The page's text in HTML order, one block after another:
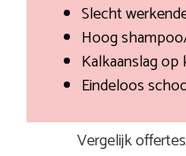
Slecht
Hoog
Kalkaanslag op
Eindeloos
Vergelijk